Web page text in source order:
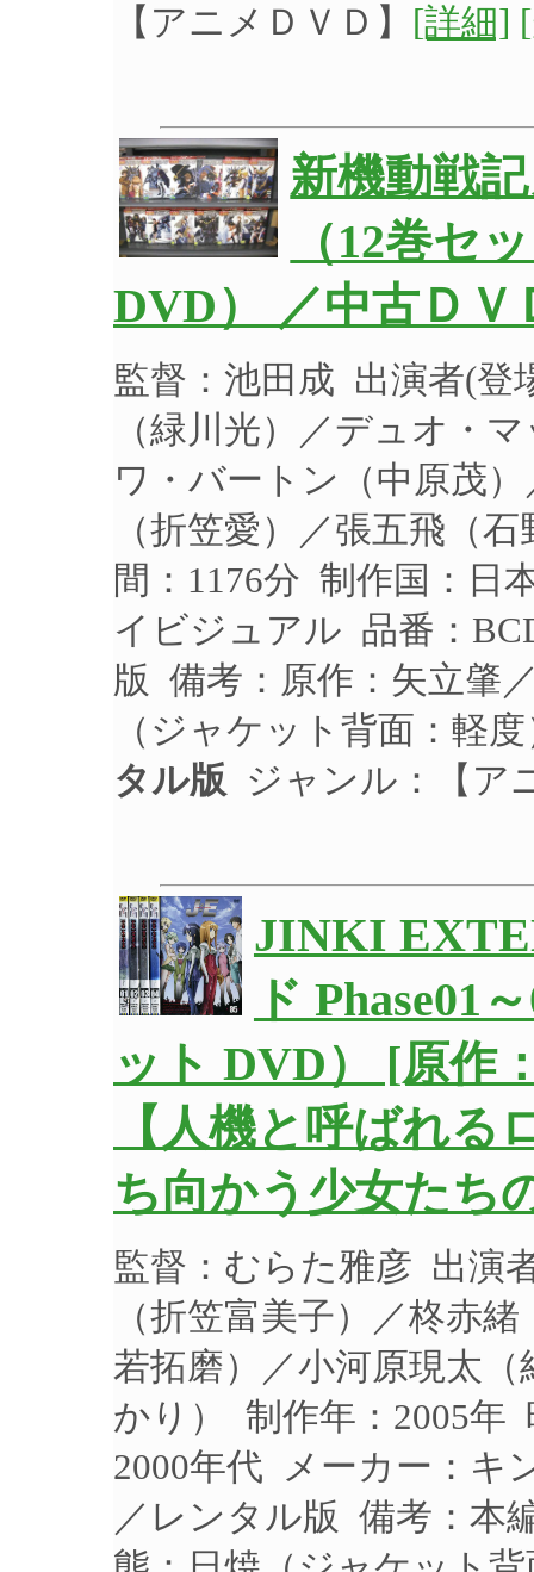
【アニメＤＶＤ】 [詳細]
新機動戦
（12巻セ
DVD） ／中古ＤＶ
監督：池田成 出演者(登
（緑川光）／デュオ・
ワ・バートン（中原茂
（折笠愛）／張五飛（
間：1176分 制作国：日
イビジュアル 品番：
版 備考：原作：矢立肇
（ジャケット背面：軽
タル版 ジャンル：【ア
JINKI
ド Phase01
ット DVD） [原作
【人機と呼ばれ
ち向かう少女たち
監督：むらた雅彦 出演
（折笠富美子）／柊赤
若拓磨）／小河原現太
かり） 制作年：2005年
2000年代 メーカー：キ
／レンタル版 備考：本